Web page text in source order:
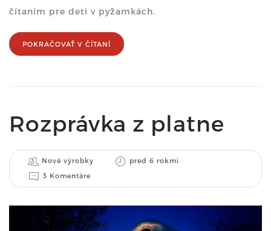
čítaním pre deti v pyžamkách.
POKRAČOVAŤ V ČÍTANÍ
Rozprávka z platne
Nové výrobky
pred 6 rokmi
3 Komentáre